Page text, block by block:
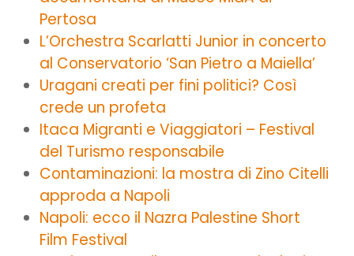
Pertosa
L’Orchestra Scarlatti Junior in concerto
al Conservatorio ‘San Pietro a Maiella’
Uragani creati per fini politici? Così
crede un profeta
Itaca Migranti e Viaggiatori – Festival
del Turismo responsabile
Contaminazioni: la mostra di Zino Citelli
approda a Napoli
Napoli: ecco il Nazra Palestine Short
Film Festival